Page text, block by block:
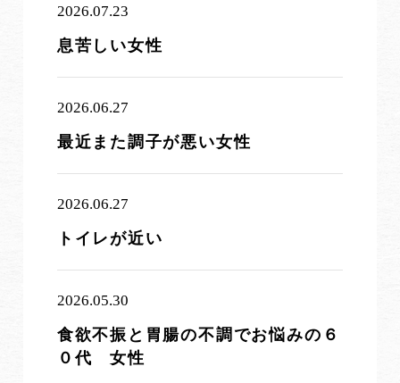
2026.07.23
息苦しい女性
2026.06.27
最近また調子が悪い女性
2026.06.27
トイレが近い
2026.05.30
食欲不振と胃腸の不調でお悩みの６
０代 女性